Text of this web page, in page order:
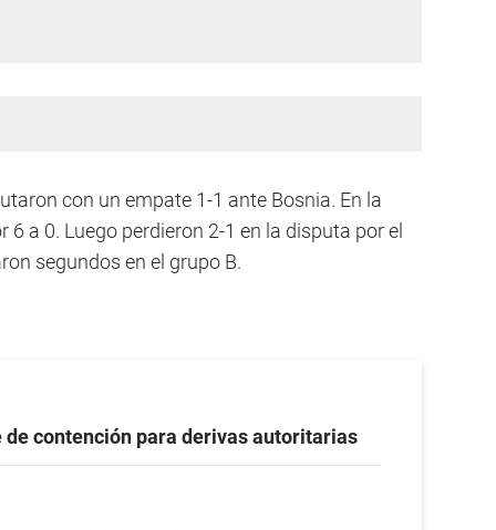
con un empate 1-1 ante Bosnia. En la
a 0. Luego perdieron 2-1 en la disputa por el
segundos en el grupo B.
de contención para derivas autoritarias